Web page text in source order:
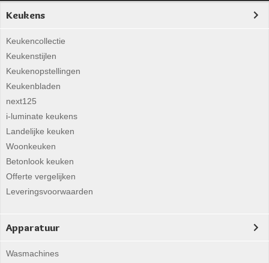
Keukens
Keukencollectie
Keukenstijlen
Keukenopstellingen
Keukenbladen
next125
i-luminate keukens
Landelijke keuken
Woonkeuken
Betonlook keuken
Offerte vergelijken
Leveringsvoorwaarden
Apparatuur
Wasmachines